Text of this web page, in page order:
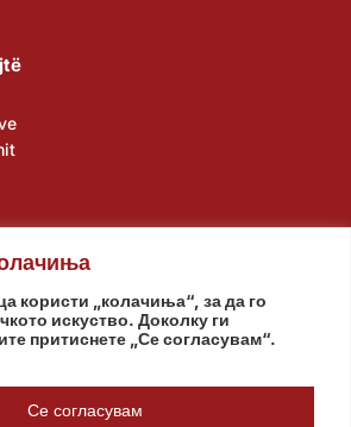
користи „колачиња“, за да го
искуство. Доколку ги
притиснете „Се согласувам“.
Се согласувам